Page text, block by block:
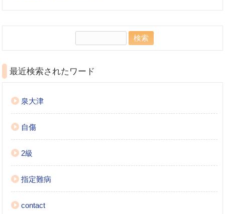
最近検索されたワード
泉大津
自傷
2級
指定難病
contact